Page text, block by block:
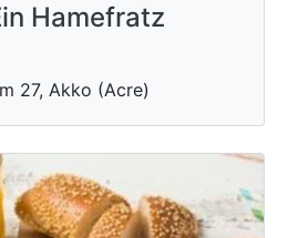
Hamefratz
27, Akko (Acre)